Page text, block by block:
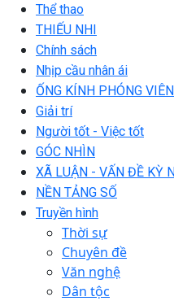
Thể thao
THIẾU NHI
Chính sách
Nhịp cầu nhân ái
ỐNG KÍNH PHÓNG VIÊN
Giải trí
Người tốt - Việc tốt
GÓC NHÌN
XÃ LUẬN - VẤN ĐỀ KỲ
NỀN TẢNG SỐ
Truyền hình
Thời sự
Chuyên đề
Văn nghệ
Dân tộc